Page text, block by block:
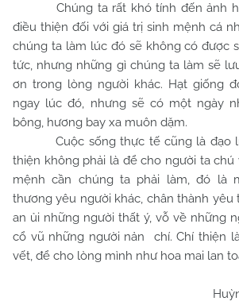
Chúng ta rất khó tính đến ảnh
điều thiện đối với giá trị sinh mệnh cá
chúng ta làm lúc đó sẽ không có được
tức, nhưng những gì chúng ta làm sẽ
ơn trong lòng người khác. Hạt giống
ngay lúc đó, nhưng sẽ có một ngày
bông, hương bay xa muôn dặm.
Cuộc sống thực tế cũng là đạo lí
thiện không phải là để cho người ta chú
mệnh cần chúng ta phải làm, đó là
thương yêu người khác, chân thành yêu
an ủi những người thất ý, vỗ về những
cổ vũ những người nản chí. Chí thiện
vết, để cho lòng mình như hoa mai lan
Huỳnh